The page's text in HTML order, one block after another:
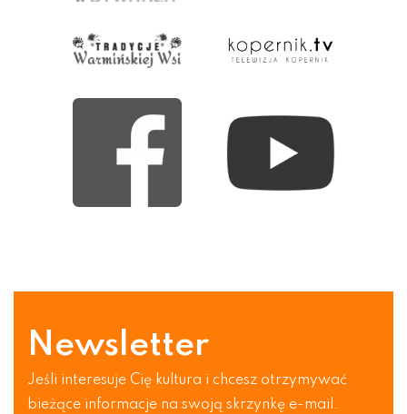
Newsletter
Jeśli interesuje Cię kultura i chcesz otrzymywać
bieżące informacje na swoją skrzynkę e-mail.